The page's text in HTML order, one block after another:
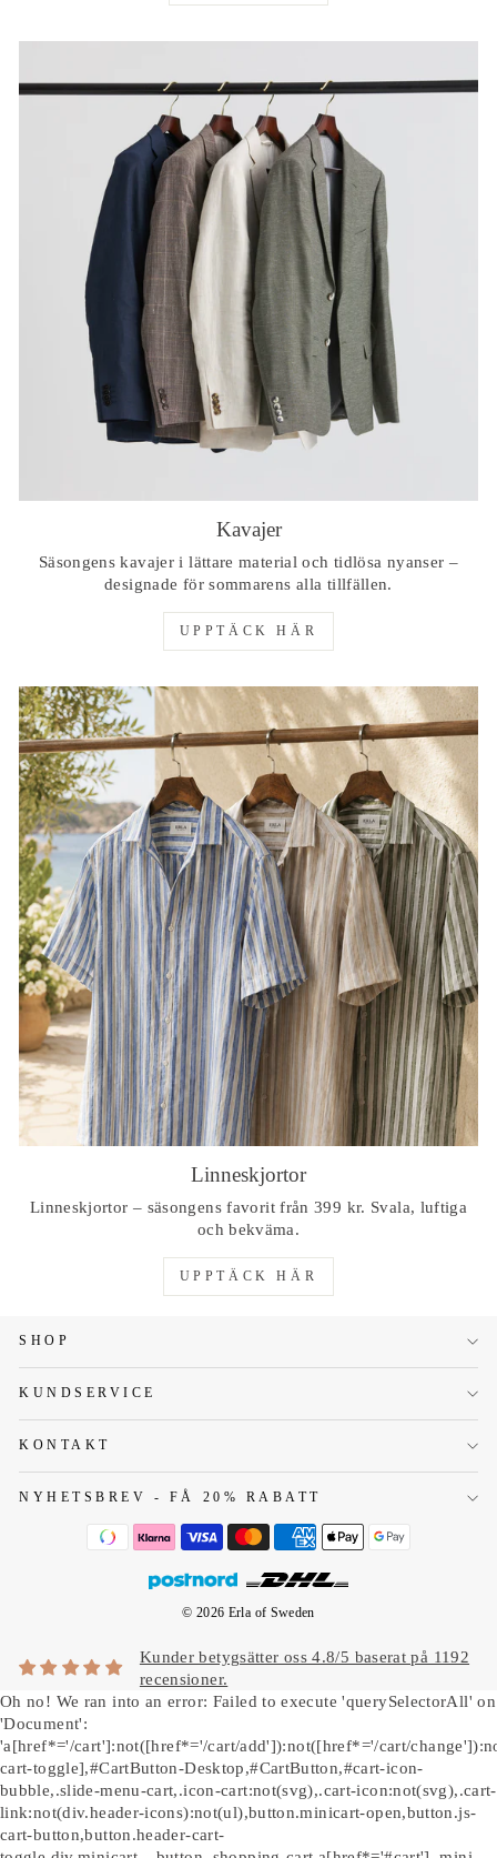
Kavajer
Säsongens kavajer i lättare material och tidlösa nyanser –
designade för sommarens alla tillfällen.
UPPTÄCK HÄR
Linneskjortor
Linneskjortor – säsongens favorit från 399 kr. Svala, luftiga
och bekväma.
UPPTÄCK HÄR
SHOP
KUNDSERVICE
KONTAKT
NYHETSBREV - FÅ 20% RABATT
© 2026 Erla of Sweden
Kunder betygsätter oss 4.8/5 baserat på 1192
recensioner.
Oh no! We ran into an error: Failed to execute 'querySelectorAll' on
'Document':
'a[href*='/cart']:not([href*='/cart/add']):not([href*='/cart/
cart-toggle],#CartButton-Desktop,#CartButton,#cart-icon-
bubble,.slide-menu-cart,.icon-cart:not(svg),.cart-icon:not(svg),.cart-
link:not(div.header-icons):not(ul),button.minicart-open,button.js-
cart-button,button.header-cart-